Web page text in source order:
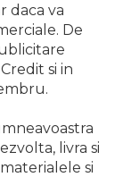
daca va
De
si in
livra si
si